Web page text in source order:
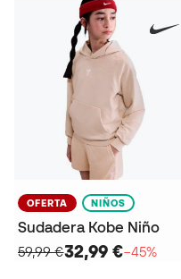
OFERTA NIÑOS
Sudadera Kobe Niño
59,99 €32,99 €−45%